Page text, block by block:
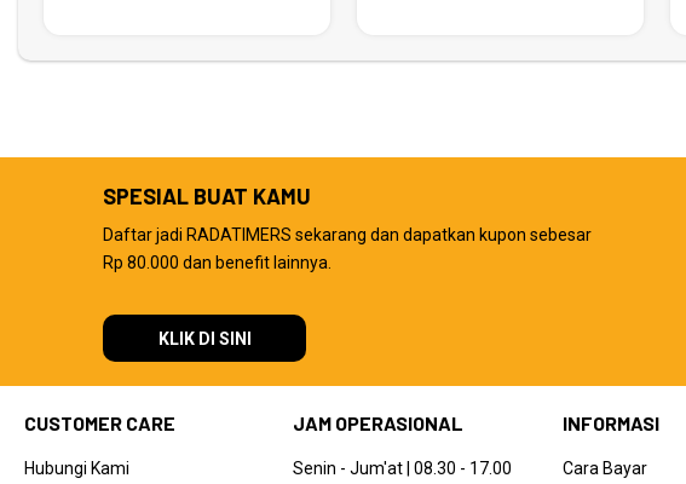
SPESIAL BUAT KAMU
Daftar jadi RADATIMERS sekarang dan dapatkan kupon sebesar
Rp 80.000 dan benefit lainnya.
KLIK DI SINI
CUSTOMER CARE
Hubungi Kami
JAM OPERASIONAL
Senin - Jum'at | 08.30 - 17.00
INFORMASI
Cara Bayar